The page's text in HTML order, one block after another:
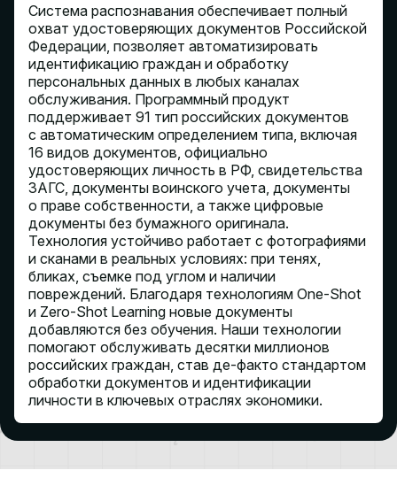
Система распознавания обеспечивает полный
охват удостоверяющих документов Российской
Федерации, позволяет автоматизировать
идентификацию граждан и обработку
персональных данных в любых каналах
обслуживания. Программный продукт
поддерживает 91 тип российских документов
с автоматическим определением типа, включая
16 видов документов, официально
удостоверяющих личность в РФ, свидетельства
ЗАГС, документы воинского учета, документы
о праве собственности, а также цифровые
документы без бумажного оригинала.
Технология устойчиво работает с фотографиями
и сканами в реальных условиях: при тенях,
бликах, съемке под углом и наличии
повреждений. Благодаря технологиям One-Shot
и Zero-Shot Learning новые документы
добавляются без обучения. Наши технологии
помогают обслуживать десятки миллионов
российских граждан, став де-факто стандартом
обработки документов и идентификации
личности в ключевых отраслях экономики.